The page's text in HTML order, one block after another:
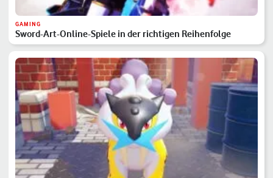
GAMING
Sword-Art-Online-Spiele in der richtigen Reihenfolge